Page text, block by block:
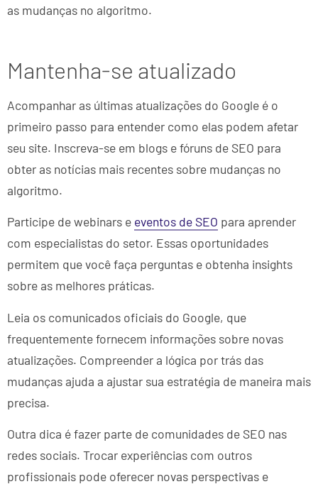
as mudanças no algoritmo.
Mantenha-se atualizado
Acompanhar as últimas atualizações do Google é o
primeiro passo para entender como elas podem afetar
seu site. Inscreva-se em blogs e fóruns de SEO para
obter as notícias mais recentes sobre mudanças no
algoritmo.
Participe de webinars e eventos de SEO para aprender
com especialistas do setor. Essas oportunidades
permitem que você faça perguntas e obtenha insights
sobre as melhores práticas.
Leia os comunicados oficiais do Google, que
frequentemente fornecem informações sobre novas
atualizações. Compreender a lógica por trás das
mudanças ajuda a ajustar sua estratégia de maneira mais
precisa.
Outra dica é fazer parte de comunidades de SEO nas
redes sociais. Trocar experiências com outros
profissionais pode oferecer novas perspectivas e